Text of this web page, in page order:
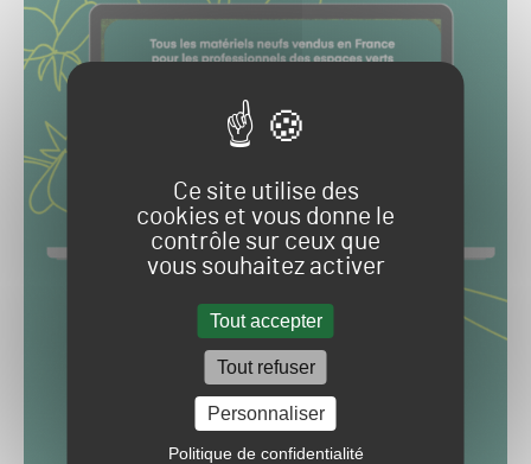
Ce site utilise des
cookies et vous donne le
contrôle sur ceux que
vous souhaitez activer
Tout accepter
Tout refuser
Personnaliser
Politique de confidentialité